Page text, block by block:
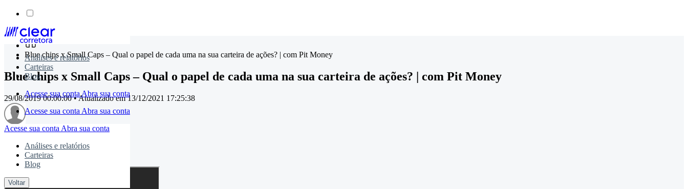
contentAnálises e relatórios
Carteiras
Blog
Acesse sua contaAbra sua conta
Acesse sua conta Abra sua conta
Acesse sua conta Abra sua conta
Análises e relatórios
Carteiras
Blog
Voltar
Blue chips x Small Caps – Qual o papel de cada uma na sua carteira de ações? | com Pit Money
Blue chips x Small Caps – Qual o papel de cada uma na sua carteira de ações? | com Pit Money
29/08/2019 00:00:00• Atualizado em13/12/2021 17:25:38
timemaster
Compartilhe: